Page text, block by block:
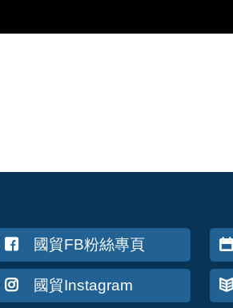
國貿FB粉絲專頁
國貿Instagram